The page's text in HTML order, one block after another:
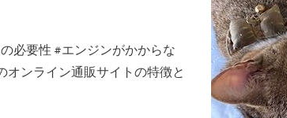
必要性 #エンジンがかからな
オンライン通販サイトの特徴と